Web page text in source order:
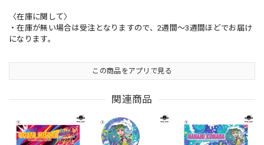
〈在庫に関して〉
・在庫が無い場合は受注となりますので、2週間～3週間ほどでお届け
になります。
この商品をアプリで見る
関連商品